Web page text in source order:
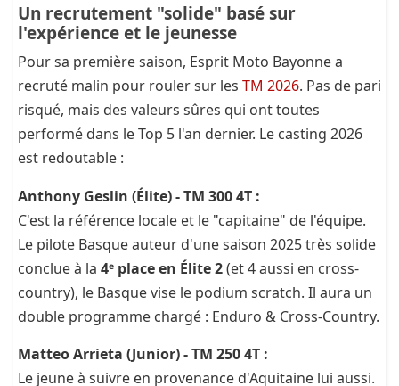
Un recrutement "solide" basé sur
l'expérience et le jeunesse
Pour sa première saison, Esprit Moto Bayonne a
recruté malin pour rouler sur les TM 2026. Pas de pari
risqué, mais des valeurs sûres qui ont toutes
performé dans le Top 5 l'an dernier. Le casting 2026
est redoutable :
Anthony Geslin (Élite) - TM 300 4T :
C'est la référence locale et le "capitaine" de l'équipe.
Le pilote Basque auteur d'une saison 2025 très solide
conclue à la 4ᵉ place en Élite 2(et 4 aussi en cross-
country), le Basque vise le podium scratch. Il aura un
double programme chargé : Enduro & Cross-Country.
Matteo Arrieta (Junior) - TM 250 4T :
Le jeune à suivre en provenance d'Aquitaine lui aussi.